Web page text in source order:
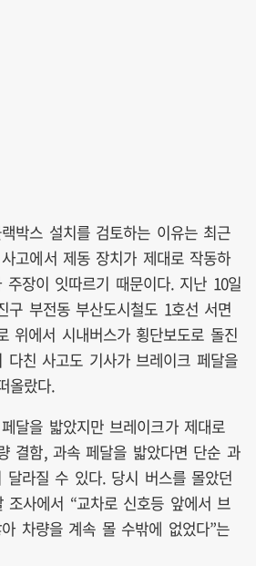
박스 설치를 검토하는 이유는 최근
고에서 제동 장치가 제대로 작동하
장이 잇따르기 때문이다. 지난 10일
구 부전동 부산도시철도 1호선 서면
위에서 시내버스가 횡단보도로 돌진
다친 사고도 기사가 브레이크 페달을
올랐다.
달을 밟았지만 브레이크가 제대로
결함, 과속 페달을 밟았다면 단순 과
라질 수 있다. 당시 버스를 몰았던
조사에서 “교차로 신호등 앞에서 브
차량을 계속 몰 수밖에 없었다”는